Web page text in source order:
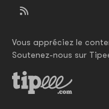
Vous appréciez le
Soutenez-nous sur